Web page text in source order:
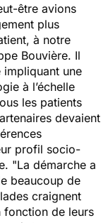
être avions
plus
à notre
Bouvière. Il
une
à l’échelle
les patients
devaient
profil socio-
"La démarche a
beaucoup de
craignent
fonction de leurs